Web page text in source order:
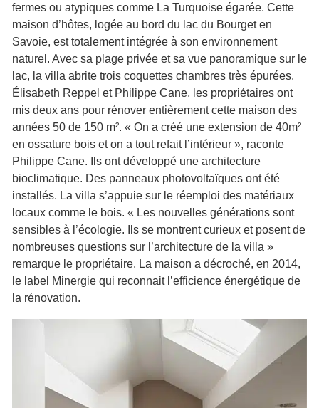
fermes ou atypiques comme La Turquoise égarée. Cette
maison d’hôtes, logée au bord du lac du Bourget en
Savoie, est totalement intégrée à son environnement
naturel. Avec sa plage privée et sa vue panoramique sur le
lac, la villa abrite trois coquettes chambres très épurées.
Élisabeth Reppel et Philippe Cane, les propriétaires ont
mis deux ans pour rénover entièrement cette maison des
années 50 de 150 m². « On a créé une extension de 40m²
en ossature bois et on a tout refait l’intérieur », raconte
Philippe Cane. Ils ont développé une architecture
bioclimatique. Des panneaux photovoltaïques ont été
installés. La villa s’appuie sur le réemploi des matériaux
locaux comme le bois. « Les nouvelles générations sont
sensibles à l’écologie. Ils se montrent curieux et posent de
nombreuses questions sur l’architecture de la villa »
remarque le propriétaire. La maison a décroché, en 2014,
le label Minergie qui reconnait l’efficience énergétique de
la rénovation.